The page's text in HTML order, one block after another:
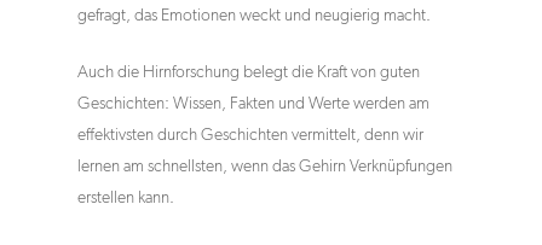
gefragt, das Emotionen weckt und neugierig macht.
Auch die Hirnforschung belegt die Kraft von guten
Geschichten: Wissen, Fakten und Werte werden am
effektivsten durch Geschichten vermittelt, denn wir
lernen am schnellsten, wenn das Gehirn Verknüpfungen
erstellen kann.